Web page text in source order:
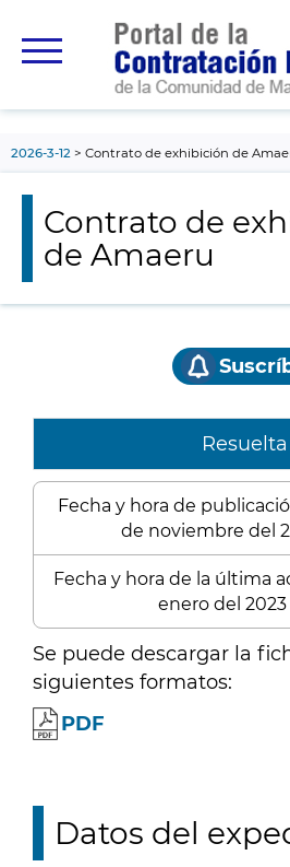
principal
2026-3-12 Contrato de exhibición de
Contrato de
de Amaeru
Resuelta
Fecha y hora de
de noviembre del
Fecha y hora de la última
enero del 2023
Se puede descargar la
siguientes formatos:
PDF
Datos del